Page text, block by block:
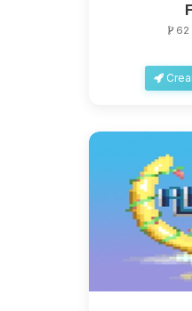
62